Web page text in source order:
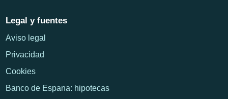
Legal y fuentes
Aviso legal
Privacidad
Cookies
Banco de Espana: hipotecas